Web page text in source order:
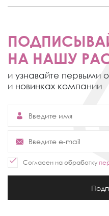
НА НАШУ
и узнавайте первыми
и новинках компании
Согласен на обработку